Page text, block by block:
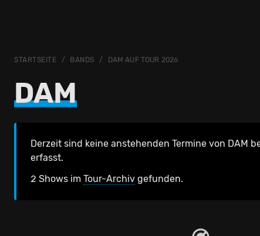
STARTSEITE BANDS DAM AUF TOUR 2026
DAM
Derzeit sind keine anstehenden Termine von DAM
erfasst.
2 Shows im Tour-Archiv gefunden.